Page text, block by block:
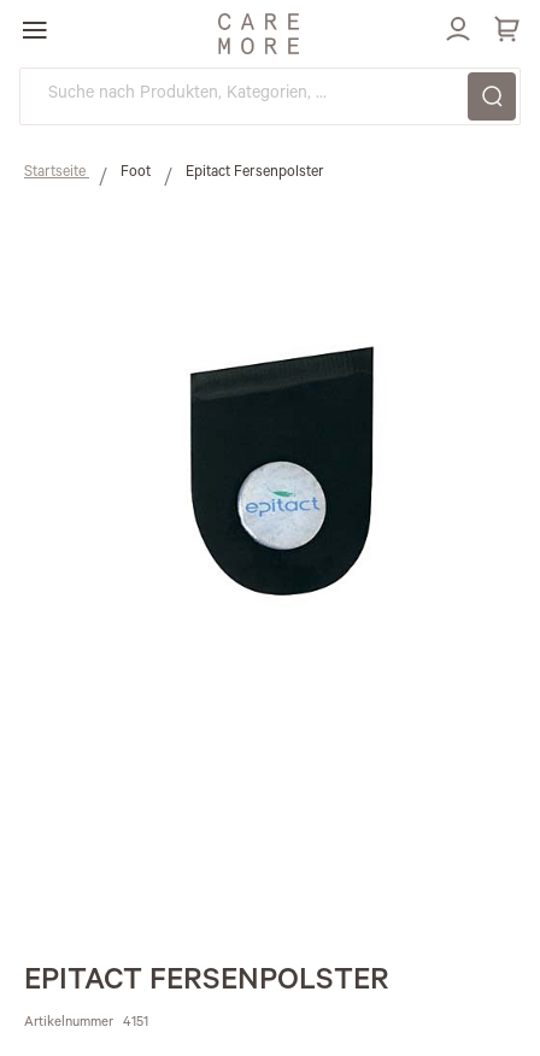
Direkt
zum
Inhalt
Startseite Foot Epitact Fersenpolster
EPITACT FERSENPOLSTER
Artikelnummer 4151